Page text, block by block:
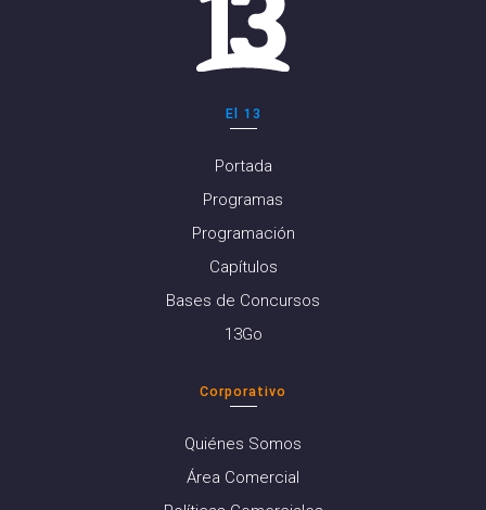
El 13
Portada
Programas
Programación
Capítulos
Bases de Concursos
13Go
Corporativo
Quiénes Somos
Área Comercial